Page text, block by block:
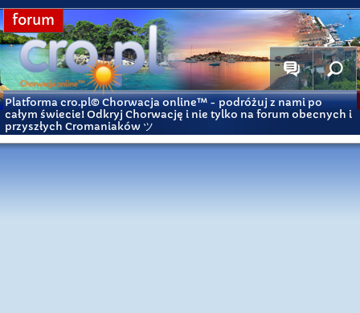
forum
Platforma cro.pl© Chorwacja online™ - podróżuj z nami po
całym świecie! Odkryj Chorwację i nie tylko na forum obecnych i
przyszłych Cromaniaków ツ